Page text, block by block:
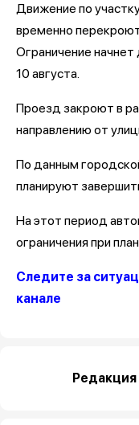
Движение по
временно
Ограничение
10 августа.
Проезд закроют в
направлению от
По данным
планируют
На этот период
ограничения при
Следите за
канале
Редакция